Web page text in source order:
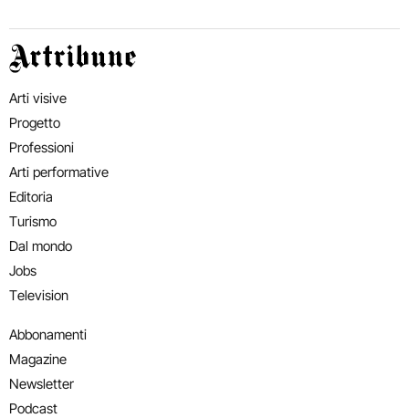
Artribune
Arti visive
Progetto
Professioni
Arti performative
Editoria
Turismo
Dal mondo
Jobs
Television
Abbonamenti
Magazine
Newsletter
Podcast